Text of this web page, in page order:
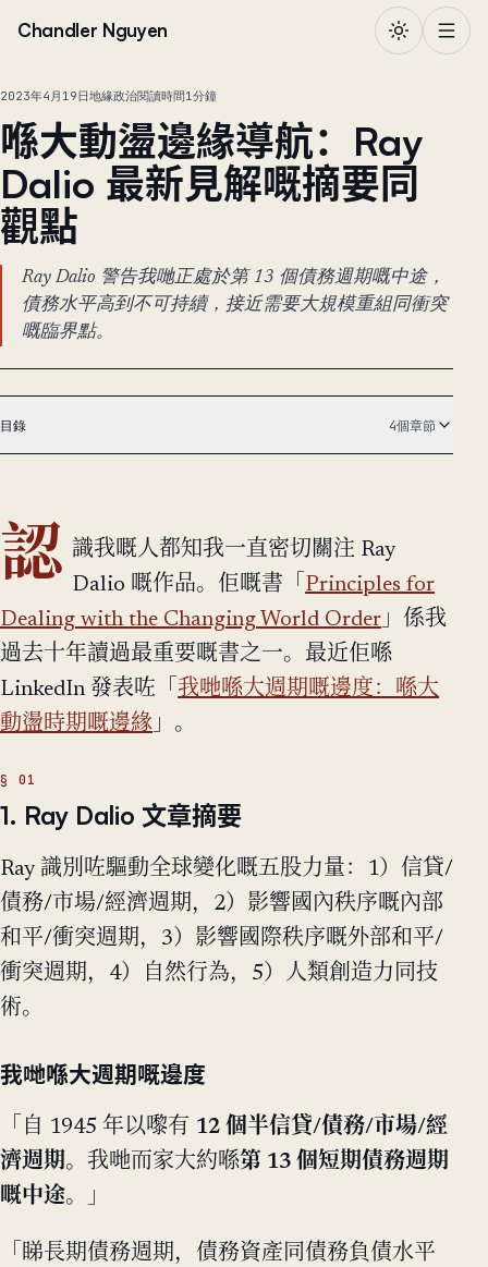
Chandler Nguyen
2023年4月19日地緣政治閱讀時間1分鐘
喺大動盪邊緣導航：Ray
Dalio 最新見解嘅摘要同
觀點
Ray Dalio 警告我哋正處於第 13 個債務週期嘅中途，
債務水平高到不可持續，接近需要大規模重組同衝突
嘅臨界點。
目錄 4個章節
認 識我嘅人都知我一直密切關注 Ray
Dalio 嘅作品。佢嘅書「 Principles for
Dealing with the Changing World Order 」係我
過去十年讀過最重要嘅書之一。最近佢喺
LinkedIn 發表咗「 我哋喺大週期嘅邊度：喺大
動盪時期嘅邊緣 」。
1. Ray Dalio 文章摘要
Ray 識別咗驅動全球變化嘅五股力量：1）信貸/
債務/市場/經濟週期，2）影響國內秩序嘅內部
和平/衝突週期，3）影響國際秩序嘅外部和平/
衝突週期，4）自然行為，5）人類創造力同技
術。
我哋喺大週期嘅邊度
「自 1945 年以嚟有 12 個半信貸/債務/市場/經
濟週期。我哋而家大約喺第 13 個短期債務週期
嘅中途。」
「睇長期債務週期，債務資產同債務負債水平